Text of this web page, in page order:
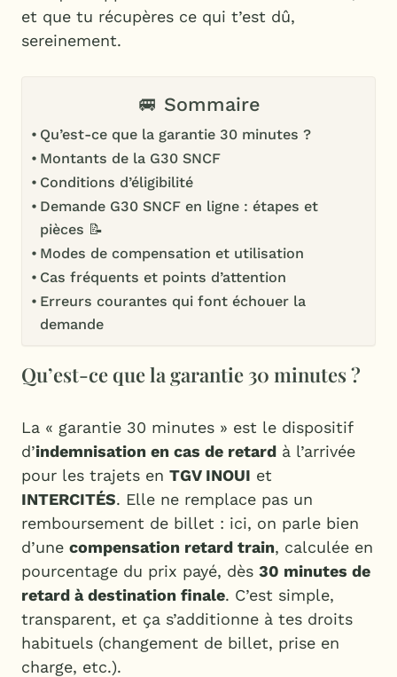
et que tu récupères ce qui t’est dû,
sereinement.
🚐 Sommaire
Qu’est-ce que la garantie 30 minutes ?
Montants de la G30 SNCF
Conditions d’éligibilité
Demande G30 SNCF en ligne : étapes et
pièces 📝
Modes de compensation et utilisation
Cas fréquents et points d’attention
Erreurs courantes qui font échouer la
demande
Qu’est-ce que la garantie 30 minutes ?
La « garantie 30 minutes » est le dispositif
d’indemnisation en cas de retard à l’arrivée
pour les trajets en TGV INOUI et
INTERCITÉS. Elle ne remplace pas un
remboursement de billet : ici, on parle bien
d’une compensation retard train, calculée en
pourcentage du prix payé, dès 30 minutes de
retard à destination finale. C’est simple,
transparent, et ça s’additionne à tes droits
habituels (changement de billet, prise en
charge, etc.).